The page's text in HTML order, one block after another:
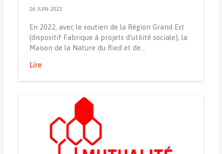
16 JUIN 2022
En 2022, avec le soutien de la Région Grand Est
(dispositif Fabrique à projets d’utilité sociale), la
Maison de la Nature du Ried et de…
Lire